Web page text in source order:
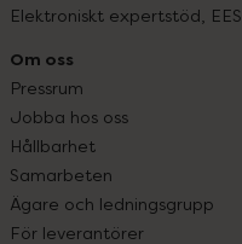
Elektroniskt expertstöd, EES
Om oss
Pressrum
Jobba hos oss
Hållbarhet
Samarbeten
Ägare och ledningsgrupp
För leverantörer